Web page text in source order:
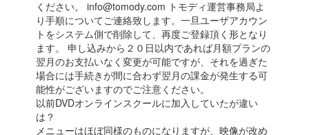
ください。 info@tomody.com トモディ運営事務局よ
り手順についてご連絡致します。一旦ユーザアカウン
トをシステム側で削除して、再度ご登録頂く形となり
ます。 申し込みから２０日以内であれば月額プランの
翌月のお支払いなく変更が可能ですが、それを過ぎた
場合には手続きが間に合わず翌月の課金が発生する可
能性がございますのでご注意ください。
以前DVDオンラインスクールに加入していたが違い
は？
メニューはほぼ同様のものになりますが、映像が改め